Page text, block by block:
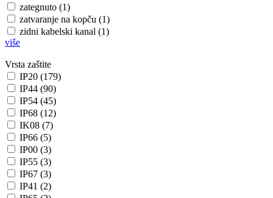
zategnuto (1)
zatvaranje na kopču (1)
zidni kabelski kanal (1)
više
Vrsta zaštite
IP20 (179)
IP44 (90)
IP54 (45)
IP68 (12)
IK08 (7)
IP66 (5)
IP00 (3)
IP55 (3)
IP67 (3)
IP41 (2)